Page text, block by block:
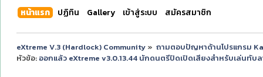
หน้าแรก ปฏิทิน Gallery เข้าสู่ระบบ สมัครสมาชิก
eXtreme V.3 (Hardlock) Community» ถามตอบปัญหาด้านโปรแกรม
หัวข้อ: ออกแล้ว eXtreme v3.0.13.44 นักดนตรีปิดเปิดเสียงสำหรับเล่นทับ